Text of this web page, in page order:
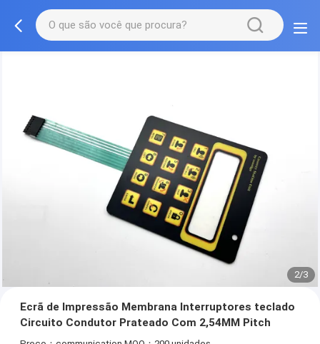
2/3
Ecrã de Impressão Membrana Interruptores teclado
Circuito Condutor Prateado Com 2,54MM Pitch